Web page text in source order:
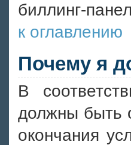
биллинг-
к оглавлению
Почему я
В
должны быть
окончания